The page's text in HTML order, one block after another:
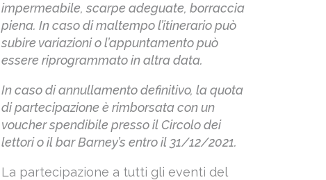
impermeabile, scarpe adeguate, borraccia
piena. In caso di maltempo l’itinerario può
subire variazioni o l’appuntamento può
essere riprogrammato in altra data.
In caso di annullamento definitivo, la quota
di partecipazione è rimborsata con un
voucher spendibile presso il Circolo dei
lettori o il bar Barney’s entro il 31/12/2021.
La partecipazione a tutti gli eventi del